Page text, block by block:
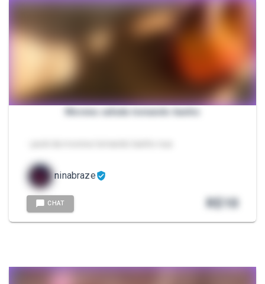
Morena safada tomando banho
ninabraze
CHAT R$10